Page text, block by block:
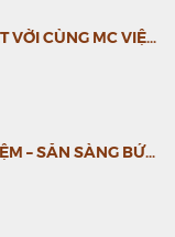
TRẢI NGHIỆM TUYỆT VỜI CÙNG MC VIỆT NAM
DU LỊCH TRẢI NGHIỆM – SẴN SÀNG BỨT PHÁ CÙNG MC VIỆT NAM